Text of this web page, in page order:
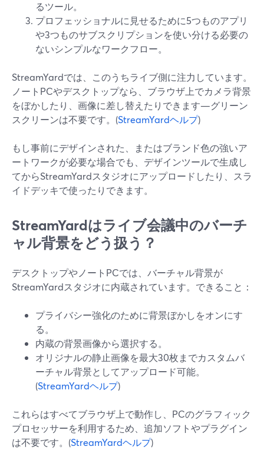
るツール。
プロフェッショナルに見せるために5つものアプリ
や3つものサブスクリプションを使い分ける必要の
ないシンプルなワークフロー。
StreamYardでは、このうちライブ側に注力しています。
ノートPCやデスクトップなら、ブラウザ上でカメラ背景
をぼかしたり、画像に差し替えたりできます—グリーン
スクリーンは不要です。(StreamYardヘルプ)
もし事前にデザインされた、またはブランド色の強いア
ートワークが必要な場合でも、デザインツールで生成し
てからStreamYardスタジオにアップロードしたり、スラ
イドデッキで使ったりできます。
StreamYardはライブ会議中のバーチ
ャル背景をどう扱う？
デスクトップやノートPCでは、バーチャル背景が
StreamYardスタジオに内蔵されています。できること：
プライバシー強化のために背景ぼかしをオンにす
る。
内蔵の背景画像から選択する。
オリジナルの静止画像を最大30枚までカスタムバ
ーチャル背景としてアップロード可能。
(StreamYardヘルプ)
これらはすべてブラウザ上で動作し、PCのグラフィック
プロセッサーを利用するため、追加ソフトやプラグイン
は不要です。(StreamYardヘルプ)